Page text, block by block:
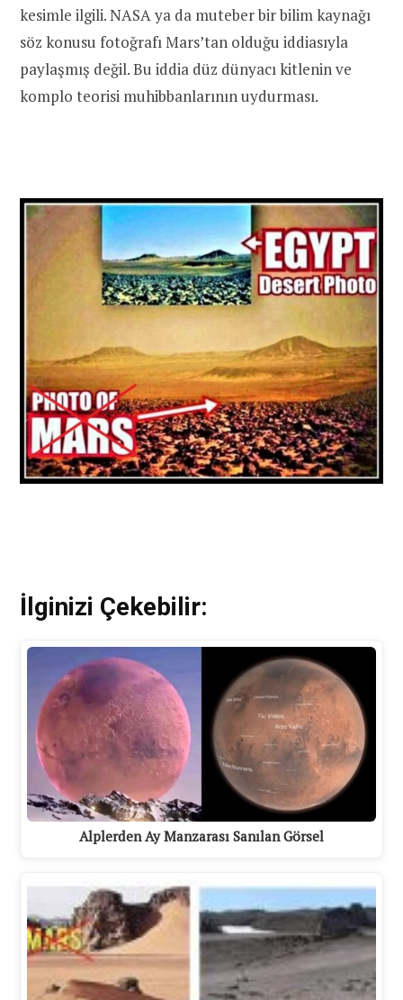
kesimle ilgili. NASA ya da muteber bir bilim kaynağı
söz konusu fotoğrafı Mars’tan olduğu iddiasıyla
paylaşmış değil. Bu iddia düz dünyacı kitlenin ve
komplo teorisi muhibbanlarının uydurması.
İlginizi Çekebilir:
Alplerden Ay Manzarası Sanılan Görsel